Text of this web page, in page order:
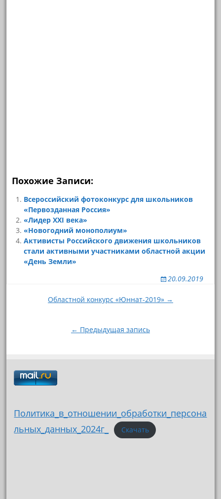
Похожие Записи:
Всероссийский фотоконкурс для школьников
«Первозданная Россия»
«Лидер XXI века»
«Новогодний монополиум»
Активисты Российского движения школьников
стали активными участниками областной акции
«День Земли»
20.09.2019
НавигацияОбластной конкурс «Юннат-2019» →
← Предыдущая запись
Политика_в_отношении_обработки_персона
льных_данных_2024г_
Скачать